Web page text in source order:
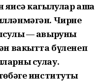
яисә кагылулар аша
Чирне
— авыруның
вакытта бүленеп
сулау.
институты